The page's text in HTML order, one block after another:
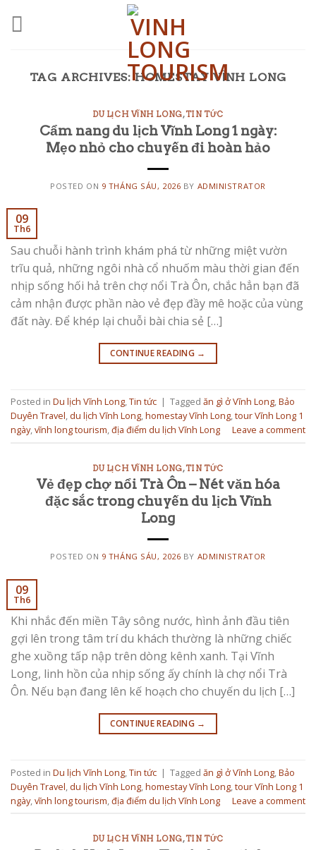
TAG ARCHIVES:HOMESTAY VĨNH LONG
DU LỊCH VĨNH LONG,TIN TỨC
Cẩm nang du lịch Vĩnh Long 1 ngày:
Mẹo nhỏ cho chuyến đi hoàn hảo
POSTED ON 9 THÁNG SÁU, 2026 BY ADMINISTRATOR
09
Th6
Sau chuỗi hành trình khám phá từ những miệt vườn
trĩu quả, những ngôi nhà cổ nhuốm màu thời gian đến
nhịp sống hối hả trên chợ nổi Trà Ôn, chắc hẳn bạn đã
cảm nhận được phần nào vẻ đẹp đầy mê hoặc của vùng
đất này. Để khép lại chuỗi bài chia sẻ […]
CONTINUE READING →
Posted in Du lịch Vĩnh Long,Tin tức | Tagged ăn gì ở Vĩnh Long,Bảo
Duyên Travel, du lịch Vĩnh Long,homestay Vĩnh Long,tour Vĩnh Long 1
ngày,vĩnh long tourism,địa điểm du lịch Vĩnh Long Leave a comment
DU LỊCH VĨNH LONG,TIN TỨC
Vẻ đẹp chợ nổi Trà Ôn – Nét văn hóa
đặc sắc trong chuyến du lịch Vĩnh
Long
POSTED ON 9 THÁNG SÁU, 2026 BY ADMINISTRATOR
09
Th6
Khi nhắc đến miền Tây sông nước, hình ảnh đầu tiên
gợi lên trong tâm trí du khách thường là những chiếc
ghe xuồng tấp nập trên dòng kênh xanh. Tại Vĩnh
Long, linh hồn của nhịp sống ấy chính là chợ nổi Trà
Ôn. Nếu bạn đang lên kế hoạch cho chuyến du lịch […]
CONTINUE READING →
Posted in Du lịch Vĩnh Long,Tin tức | Tagged ăn gì ở Vĩnh Long,Bảo
Duyên Travel, du lịch Vĩnh Long,homestay Vĩnh Long,tour Vĩnh Long 1
ngày,vĩnh long tourism,địa điểm du lịch Vĩnh Long Leave a comment
DU LỊCH VĨNH LONG,TIN TỨC